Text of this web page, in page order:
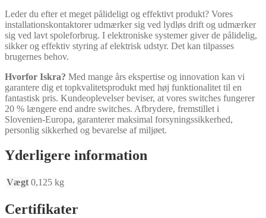
Leder du efter et meget pålideligt og effektivt produkt? Vores
installationskontaktorer udmærker sig ved lydløs drift og udmærker
sig ved lavt spoleforbrug. I elektroniske systemer giver de pålidelig,
sikker og effektiv styring af elektrisk udstyr. Det kan tilpasses
brugernes behov.
Hvorfor Iskra? Med mange års ekspertise og innovation kan vi
garantere dig et topkvalitetsprodukt med høj funktionalitet til en
fantastisk pris. Kundeoplevelser beviser, at vores switches fungerer
20 % længere end andre switches. Afbrydere, fremstillet i
Slovenien-Europa, garanterer maksimal forsyningssikkerhed,
personlig sikkerhed og bevarelse af miljøet.
Yderligere information
Vægt 0,125 kg
Certifikater